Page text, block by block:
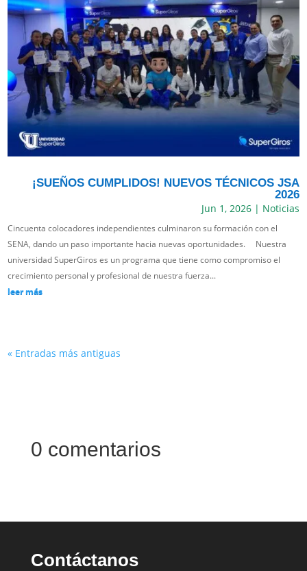
¡SUEÑOS CUMPLIDOS! NUEVOS TÉCNICOS JSA
2026
Jun 1, 2026| Noticias
Cincuenta colocadores independientes culminaron su formación con el
SENA, dando un paso importante hacia nuevas oportunidades. Nuestra
universidad SuperGiros es un programa que tiene como compromiso el
crecimiento personal y profesional de nuestra fuerza...
leer más
« Entradas más antiguas
0 comentarios
Contáctanos